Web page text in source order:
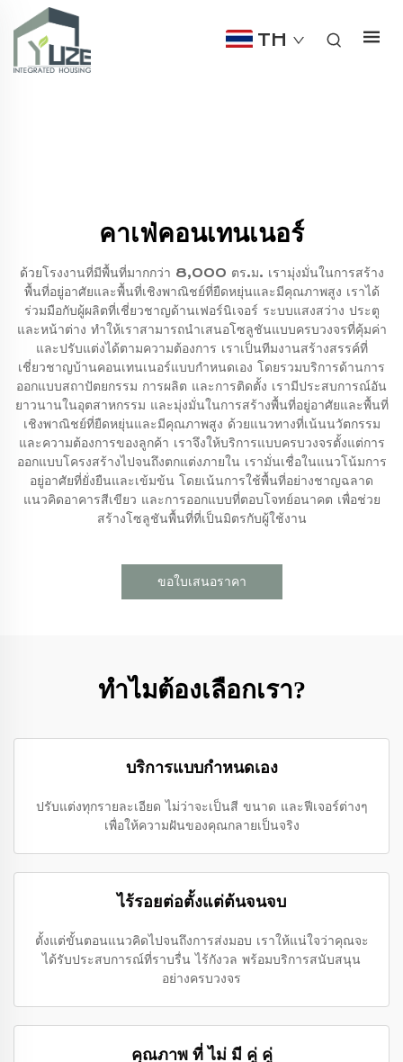
TH
คาเฟ่คอนเทนเนอร์
ด้วยโรงงานที่มีพื้นที่มากกว่า 8,000 ตร.ม. เรามุ่งมั่นในการสร้าง
พื้นที่อยู่อาศัยและพื้นที่เชิงพาณิชย์ที่ยืดหยุ่นและมีคุณภาพสูง เราได้
ร่วมมือกับผู้ผลิตที่เชี่ยวชาญด้านเฟอร์นิเจอร์ ระบบแสงสว่าง ประตู
และหน้าต่าง ทำให้เราสามารถนำเสนอโซลูชันแบบครบวงจรที่คุ้มค่า
และปรับแต่งได้ตามความต้องการ เราเป็นทีมงานสร้างสรรค์ที่
เชี่ยวชาญบ้านคอนเทนเนอร์แบบกำหนดเอง โดยรวมบริการด้านการ
ออกแบบสถาปัตยกรรม การผลิต และการติดตั้ง เรามีประสบการณ์อัน
ยาวนานในอุตสาหกรรม และมุ่งมั่นในการสร้างพื้นที่อยู่อาศัยและพื้นที่
เชิงพาณิชย์ที่ยืดหยุ่นและมีคุณภาพสูง ด้วยแนวทางที่เน้นนวัตกรรม
และความต้องการของลูกค้า เราจึงให้บริการแบบครบวงจรตั้งแต่การ
ออกแบบโครงสร้างไปจนถึงตกแต่งภายใน เรามั่นเชื่อในแนวโน้มการ
อยู่อาศัยที่ยั่งยืนและเข้มข้น โดยเน้นการใช้พื้นที่อย่างชาญฉลาด
แนวคิดอาคารสีเขียว และการออกแบบที่ตอบโจทย์อนาคต เพื่อช่วย
สร้างโซลูชันพื้นที่ที่เป็นมิตรกับผู้ใช้งาน
ขอใบเสนอราคา
ทำไมต้องเลือกเรา?
บริการแบบกำหนดเอง
ปรับแต่งทุกรายละเอียด ไม่ว่าจะเป็นสี ขนาด และฟีเจอร์ต่างๆ
เพื่อให้ความฝันของคุณกลายเป็นจริง
ไร้รอยต่อตั้งแต่ต้นจนจบ
ตั้งแต่ขั้นตอนแนวคิดไปจนถึงการส่งมอบ เราให้แน่ใจว่าคุณจะ
ได้รับประสบการณ์ที่ราบรื่น ไร้กังวล พร้อมบริการสนับสนุน
อย่างครบวงจร
คุณภาพ ที่ ไม่ มี คู่ คู่